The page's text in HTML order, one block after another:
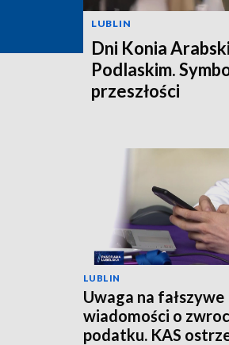
LUBLIN
Dni Konia
Podlaskim.
przeszłości
LUBLIN
Uwaga na fałszywe
wiadomości o
podatku. KAS